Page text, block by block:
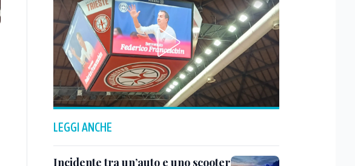
LEGGI ANCHE
Incidente tra un’auto e uno scooter